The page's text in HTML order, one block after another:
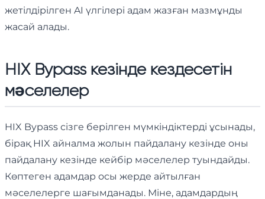
жетілдірілген AI үлгілері адам жазған мазмұнды
жасай алады.
HIX Bypass кезінде кездесетін
мәселелер
HIX Bypass сізге берілген мүмкіндіктерді ұсынады,
бірақ HIX айналма жолын пайдалану кезінде оны
пайдалану кезінде кейбір мәселелер туындайды.
Көптеген адамдар осы жерде айтылған
мәселелерге шағымданады. Міне, адамдардың